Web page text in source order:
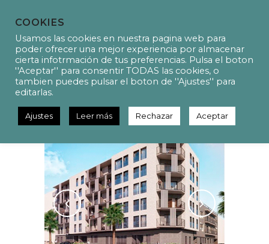
P16023 Proyectos de
instalaciones en complejo
COOKIES
Usamos las cookies en nuestra pagina web para
poder ofrecer una mejor experiencia por almacenar
cierta infotrmación de tus preferencias. Pulsa el boton
''Aceptar'' para consentir TODAS las cookies, o
tambien puedes pulsar el boton de ''Ajustes'' para
editarlas.
Ajustes Leer más Rechazar Aceptar